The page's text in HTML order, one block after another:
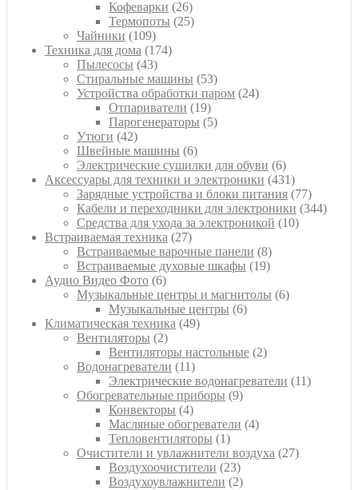
Кофеварки 2626
товаров
Термопоты 2525
Чайники 109109
товаров
Техника для дома 174174
Пылесосы 4343
товара
Стиральные машины 5353
товара
Устройства обработки паром 2424
Отпариватели 1919
товаров
Парогенераторы 55
Утюги 4242
товара
Швейные машины 66
товаров
Электрические сушилки для обуви 66
товаров
Аксессуары для техники и электроники 431431
товар
Зарядные устройства и блоки питания 7777
товаров
Кабели и переходники для электроники 344344
Средства для ухода за электроникой 1010
Встраиваемая техника 2727
товаров
Встраиваемые варочные панели 88
товаров
Встраиваемые духовые шкафы 1919
Аудио Видео Фото 66
товаров
Музыкальные центры и магнитолы 66
Музыкальные центры 66
Климатическая техника 4949
Вентиляторы 22
товара
Вентиляторы настольные 22
Водонагреватели 1111
товаров
Электрические водонагреватели 1111
Обогревательные приборы 99
Конвекторы 44
товара
Масляные обогреватели 44
Тепловентиляторы 11
товар
Очистители и увлажнители воздуха 2727
Воздухоочистители 2323
товара
Воздухоувлажнители 22